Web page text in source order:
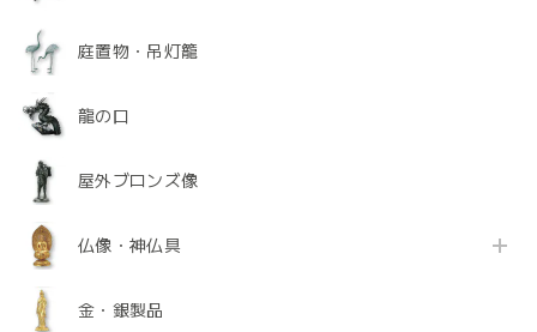
庭置物・吊灯籠
龍の口
屋外ブロンズ像
仏像・神仏具
金・銀製品